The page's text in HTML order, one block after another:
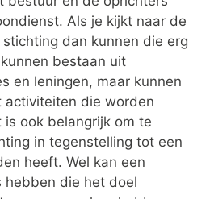
Als je kijkt naar de
dan kunnen die erg
bestaan uit
en leningen, maar kunnen
activiteiten die worden
ook belangrijk om te
in tegenstelling tot een
heeft. Wel kan een
hebben die het doel